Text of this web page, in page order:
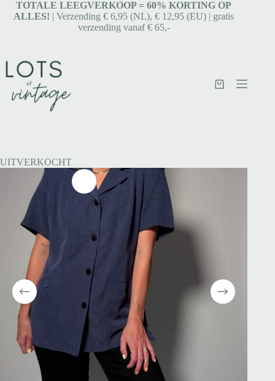
TOTALE LEEGVERKOOP = 60% KORTING OP
ALLES! | Verzending € 6,95 (NL), € 12,95 (EU) | gratis
verzending vanaf € 65,-
UITVERKOCHT